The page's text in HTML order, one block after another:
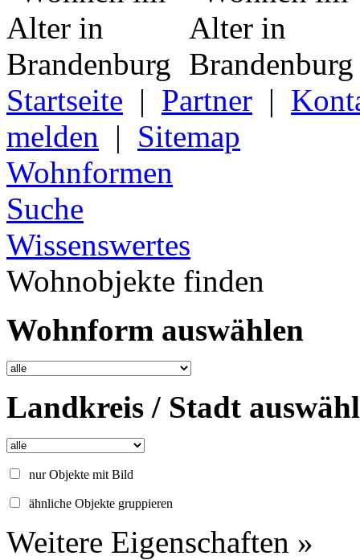
Startseite | Partner |
melden | Sitemap
Wohnformen
Suche
Wissenswertes
Wohnobjekte finden
Wohnform auswählen
Landkreis / Stadt
nur Objekte mit Bild
ähnliche Objekte gruppieren
Weitere Eigenschaften »